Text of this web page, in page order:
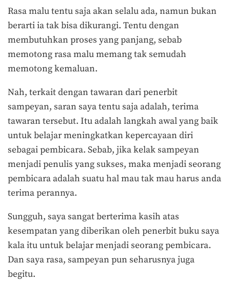
Rasa malu tentu saja akan selalu ada, namun bukan
berarti ia tak bisa dikurangi. Tentu dengan
membutuhkan proses yang panjang, sebab
memotong rasa malu memang tak semudah
memotong kemaluan.
Nah, terkait dengan tawaran dari penerbit
sampeyan, saran saya tentu saja adalah, terima
tawaran tersebut. Itu adalah langkah awal yang baik
untuk belajar meningkatkan kepercayaan diri
sebagai pembicara. Sebab, jika kelak sampeyan
menjadi penulis yang sukses, maka menjadi seorang
pembicara adalah suatu hal mau tak mau harus anda
terima perannya.
Sungguh, saya sangat berterima kasih atas
kesempatan yang diberikan oleh penerbit buku saya
kala itu untuk belajar menjadi seorang pembicara.
Dan saya rasa, sampeyan pun seharusnya juga
begitu.